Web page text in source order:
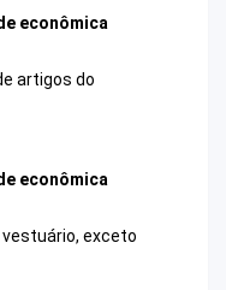
econômica
artigos do
econômica
exceto